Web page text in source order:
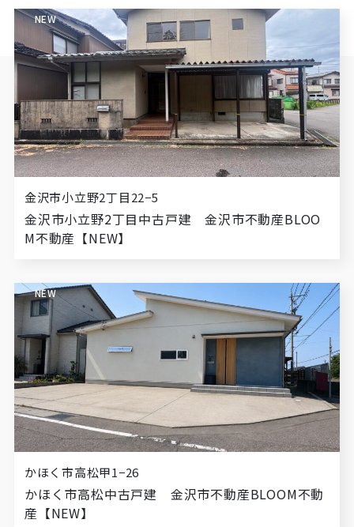
金沢市小立野2丁目22−5
金沢市小立野2丁目中古戸建 金沢市不動産BLOO
M不動産【NEW】
NEW
かほく市高松甲1−26
かほく市高松中古戸建 金沢市不動産BLOOM不動
産【NEW】
NEW